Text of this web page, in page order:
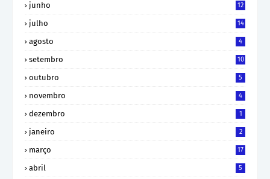
junho 12
julho 14
agosto 4
setembro 10
outubro 5
novembro 4
dezembro 1
janeiro 2
março 17
abril 5